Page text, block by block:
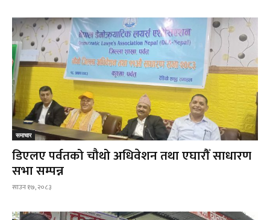
समाचार
डिएलए पर्वतको चौथो अधिवेशन तथा एघारौँ साधारण
सभा सम्पन्न
साउन १७, २०८३